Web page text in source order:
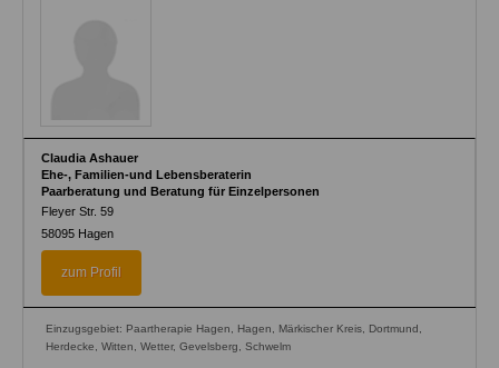
Claudia Ashauer
Ehe-, Familien-und Lebensberaterin
Paarberatung und Beratung für Einzelpersonen
Fleyer Str. 59
58095 Hagen
zum Profil
Einzugsgebiet: Paartherapie Hagen, Hagen, Märkischer Kreis, Dortmund,
Herdecke, Witten, Wetter, Gevelsberg, Schwelm